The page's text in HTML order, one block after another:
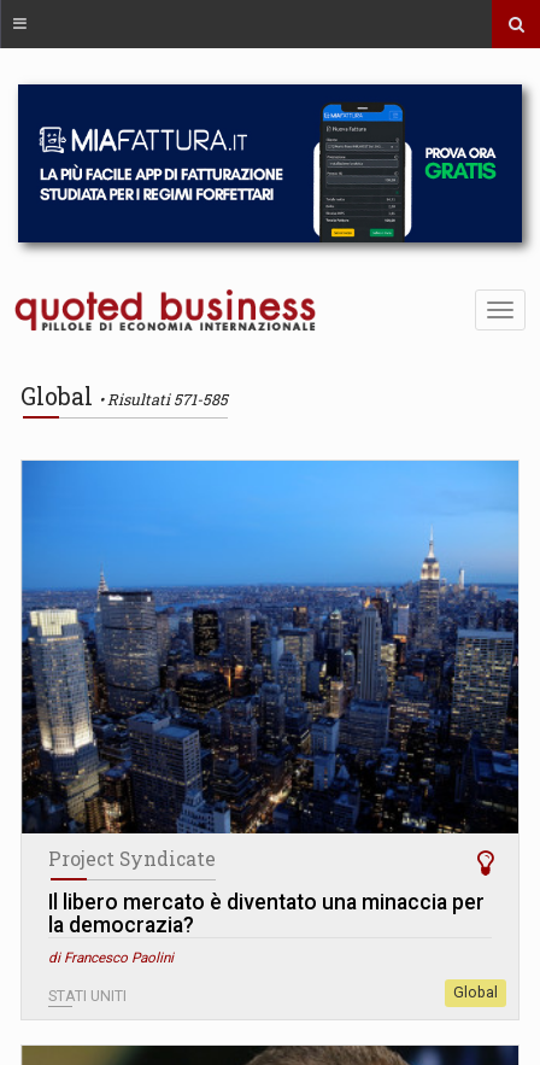
Global Risultati 571-585
Project Syndicate
Il libero mercato è diventato una minaccia per
la democrazia?
di Francesco Paolini
STATI UNITI Global